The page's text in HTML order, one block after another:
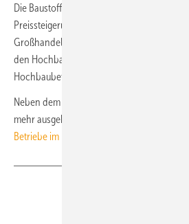
Die Baustoffindustrie ist energieintensiv
Preissteigerungen bei Energie der letzten
Großhandel mit Baustoffen steigen die
den Hochbau setzt dies unter Druck.
Hochbaubetriebe deshalb, die Baupreise
Neben dem Baustoffmangel fehlt auf
mehr ausgebildetes Personal.
Betriebe im Hochbau Probleme, Fachkräfte